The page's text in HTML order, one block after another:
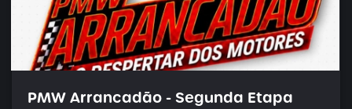
PMW Arrancadão - Segunda Etapa